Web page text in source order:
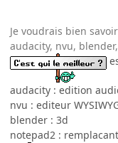
Je voudrais bien
audacity, nvu,
audacity : edition
nvu : editeur
blender : 3d
notepad2 :